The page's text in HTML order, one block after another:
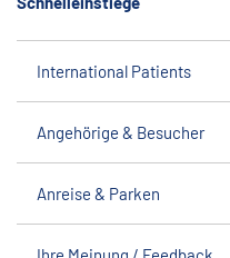
International Patients
Angehörige & Besucher
Anreise & Parken